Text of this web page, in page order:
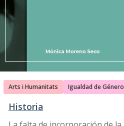
Arts i Humanitats Igualdad de Género
Historia